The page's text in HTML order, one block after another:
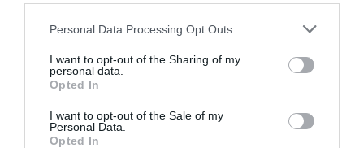
Please note that this website/app uses one or more Google
not limited to your visit or usage behaviour. You may click to
grant or deny consent to Google and its third-party tags to
use your data for below specified purposes in below Google
consent section.
Personal Data Processing Opt Outs
I want to opt-out of the Sharing of my
personal data.
Opted In
I want to opt-out of the Sale of my
Personal Data.
Opted In